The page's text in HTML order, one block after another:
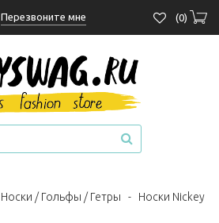
Перезвоните мне (0)
Носки / Гольфы / Гетры - Носки Nickey